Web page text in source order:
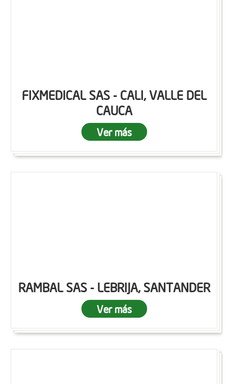
FIXMEDICAL SAS - CALI, VALLE DEL
CAUCA
Ver más
RAMBAL SAS - LEBRIJA, SANTANDER
Ver más